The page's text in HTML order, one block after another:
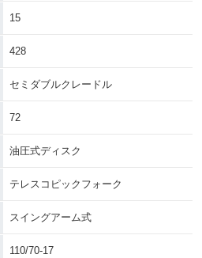
15
428
セミダブルクレードル
72
油圧式ディスク
テレスコピックフォーク
スイングアーム式
110/70-17